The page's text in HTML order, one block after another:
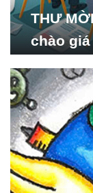
THƯ
chào
Nghiên